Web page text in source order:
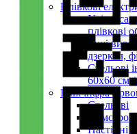
Плівкові
плівкові
Інші
дзеркал,
Стельові
60х60 см
Інші
Стельові
Настінні